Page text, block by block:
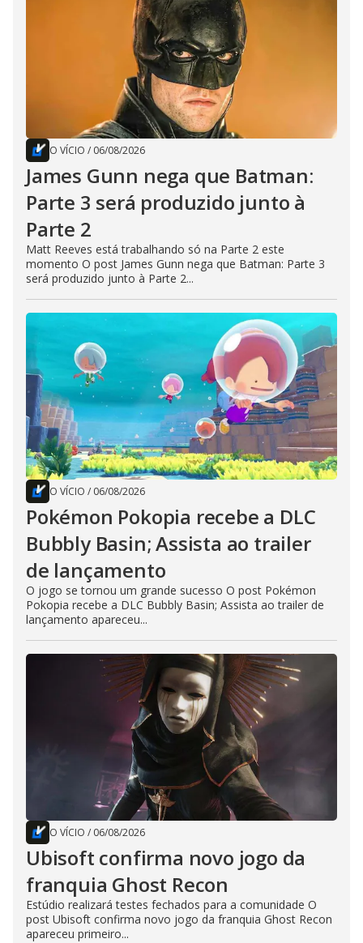
O VÍCIO / 06/08/2026
James Gunn nega que Batman:
Parte 3 será produzido junto à
Parte 2
Matt Reeves está trabalhando só na Parte 2 este
momento O post James Gunn nega que Batman: Parte 3
será produzido junto à Parte 2...
O VÍCIO / 06/08/2026
Pokémon Pokopia recebe a DLC
Bubbly Basin; Assista ao trailer
de lançamento
O jogo se tornou um grande sucesso O post Pokémon
Pokopia recebe a DLC Bubbly Basin; Assista ao trailer de
lançamento apareceu...
O VÍCIO / 06/08/2026
Ubisoft confirma novo jogo da
franquia Ghost Recon
Estúdio realizará testes fechados para a comunidade O
post Ubisoft confirma novo jogo da franquia Ghost Recon
apareceu primeiro...